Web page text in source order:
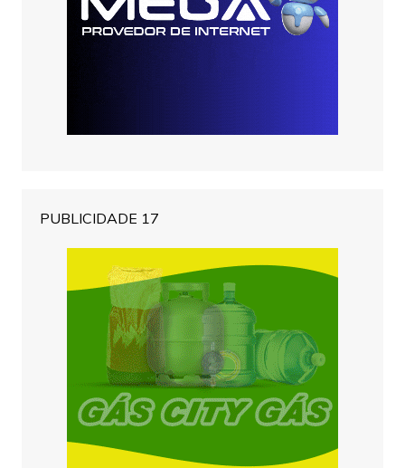
PUBLICIDADE 17